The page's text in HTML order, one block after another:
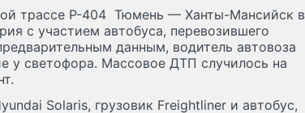
трассе Р-404 Тюмень — Ханты-Мансийск в
с участием автобуса, перевозившего
данным, водитель автовоза
у светофора. Массовое ДТП случилось на
Solaris, грузовик Freightliner и автобус,